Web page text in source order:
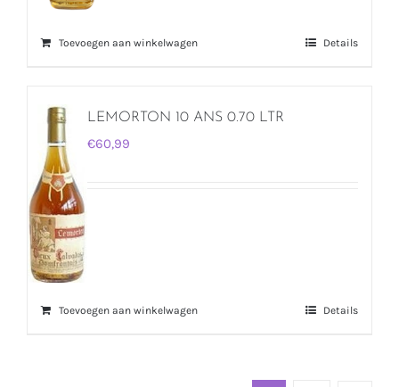
Toevoegen aan winkelwagen Details
LEMORTON 10 ANS 0.70 LTR
€60,99
Toevoegen aan winkelwagen Details